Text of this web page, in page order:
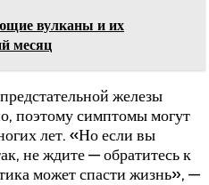
вулканы и их
месяц
железы
поэтому симптомы могут
лет. «Но если вы
не ждите — обратитесь к
может спасти жизнь», —